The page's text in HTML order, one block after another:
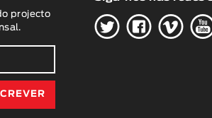
projecto
HGW